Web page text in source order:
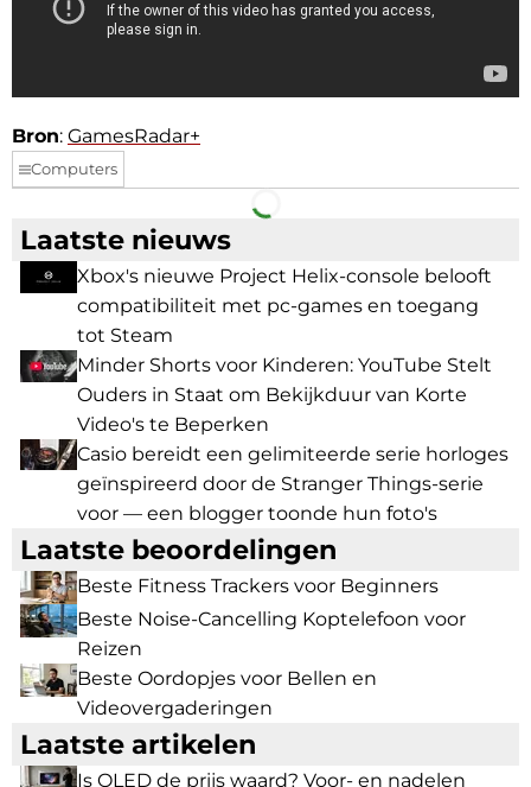
Bron: GamesRadar+
Computers
Facebook Telegram
Laatste nieuws
Xbox's nieuwe Project Helix-console belooft
compatibiliteit met pc-games en toegang
tot Steam
Minder Shorts voor Kinderen: YouTube Stelt
Ouders in Staat om Bekijkduur van Korte
Video's te Beperken
Casio bereidt een gelimiteerde serie horloges
geïnspireerd door de Stranger Things-serie
voor — een blogger toonde hun foto's
Laatste beoordelingen
Beste Fitness Trackers voor Beginners
Beste Noise-Cancelling Koptelefoon voor
Reizen
Beste Oordopjes voor Bellen en
Videovergaderingen
Laatste artikelen
Is OLED de prijs waard? Voor- en nadelen